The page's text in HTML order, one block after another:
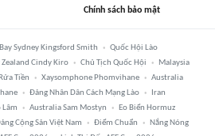
Chính sách bảo mật
Sydney Kingsford Smith
Quốc Hội Lào
Zealand Cindy Kiro Chủ Tịch Quốc Hội
Malaysia
Tiền Xaysomphone Phomvihane
Australia
Đảng Nhân Dân Cách Mạng Lào
Iran
Lâm Australia Sam Mostyn
Eo Biển Hormuz
Cộng Sản Việt Nam
Điểm Chuẩn
Nắng Nóng